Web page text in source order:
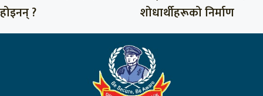
होइनन् ?
शोधार्थीहरूको निर्माण